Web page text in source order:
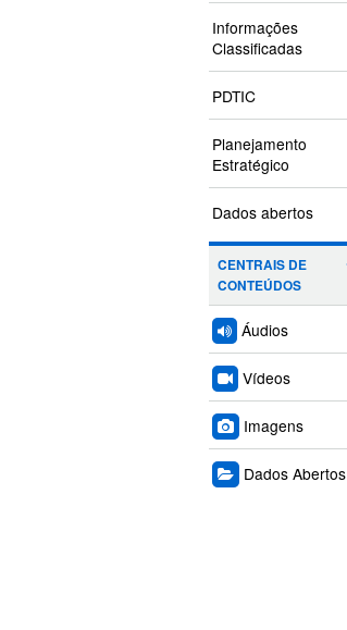
Informações
Classificadas
PDTIC
Planejamento
Estratégico
Dados abertos
CENTRAIS DE
CONTEÚDOS
Áudios
Vídeos
Imagens
Dados Abertos